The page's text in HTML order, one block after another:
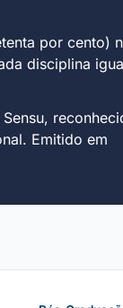
por cento)
disciplina
Emitido em